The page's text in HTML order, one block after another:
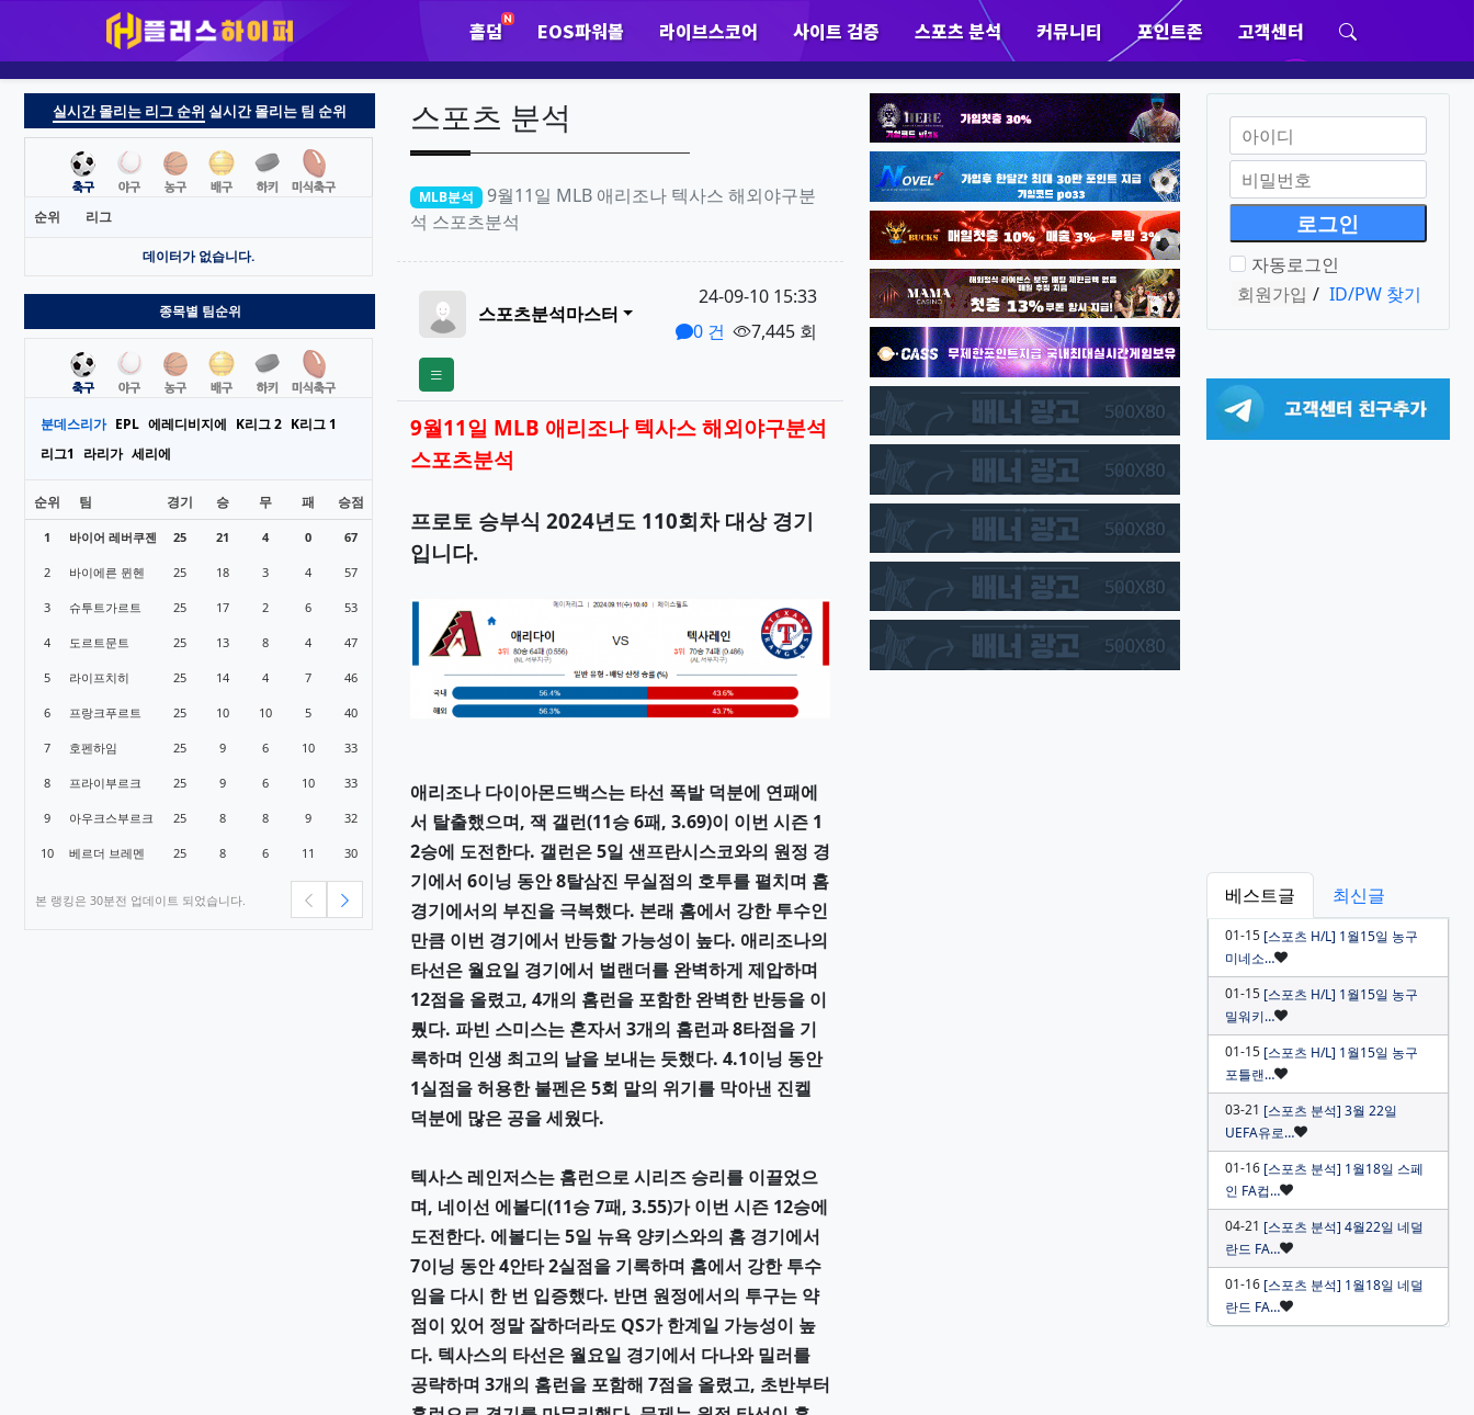
홀덤 EOS파워볼
하위분류
라이브스코어 사이트 검증
하위분류
스포츠 분석
하위분류
커뮤니티
하위분류
포인트존
하위분류
고객센터
하위분류
팝업레이어 알림이 없습니다.
실시간 몰리는 리그 순위 실시간 몰리는 팀 순위
순위 리그
데이터가 없습니다.
종목별 팀순위
분데스리가 EPL 에레디비지에 K리그 2 K리그 1
리그1
라리가 세리에
순위 팀 경기 승 무 패 승점
1 바이어 레버쿠젠 25 21 4 0 67
2 바이에른 뮌헨 25 18 3 4 57
3 슈투트가르트 25 17 2 6 53
4 도르트문트 25 13 8 4 47
5 라이프치히 25 14 4 7 46
6 프랑크푸르트 25 10 10 5 40
7 호펜하임 25 9 6 10 33
8 프라이부르크 25 9 6 10 33
9 아우크스부르크 25 8 8 9 32
10 베르더 브레멘 25 8 6 11 30
본 랭킹은 30분전 업데이트 되었습니다.
자동로그인
회원가입 / ID/PW 찾기
베스트글 최신글
01-15 [스포츠 H/L] 1월15일 농구
미네소…
인기글
01-15 [스포츠 H/L] 1월15일 농구
밀워키…
인기글
01-15 [스포츠 H/L] 1월15일 농구
포틀랜…
인기글
03-21 [스포츠 분석] 3월 22일
UEFA유로…
인기글
01-16 [스포츠 분석] 1월18일 스페
인 FA컵…
인기글
04-21 [스포츠 분석] 4월22일 네덜
란드 FA…
인기글
01-16 [스포츠 분석] 1월18일 네덜
란드 FA…
인기글